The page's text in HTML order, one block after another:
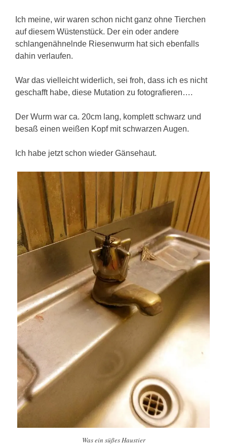
Ich meine, wir waren schon nicht ganz ohne Tierchen
auf diesem Wüstenstück. Der ein oder andere
schlangenähnelnde Riesenwurm hat sich ebenfalls
dahin verlaufen.
War das vielleicht widerlich, sei froh, dass ich es nicht
geschafft habe, diese Mutation zu fotografieren….
Der Wurm war ca. 20cm lang, komplett schwarz und
besaß einen weißen Kopf mit schwarzen Augen.
Ich habe jetzt schon wieder Gänsehaut.
Was ein süßes Haustier